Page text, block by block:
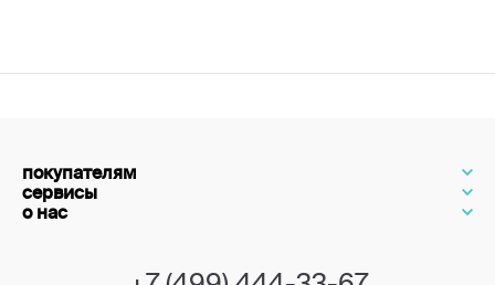
покупателям
сервисы
о нас